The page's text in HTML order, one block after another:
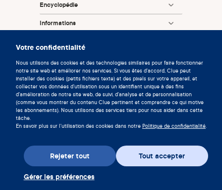
Votre confidentialité
Nous utilisons des cookies et des technologies similaires pour faire fonctionner
notre site web et améliorer nos services. Si vous êtes d'accord, Clue peut
installer des cookies (petits fichiers texte) et des pixels sur votre appareil, et
collecter vos données d'utilisation sous un identifiant unique à des fins
d'amélioration de notre site web, de suivi, d'analyse et de personnalisation
(comme vous montrer du contenu Clue pertinent et comprendre ce qui motive
les abonnements). Nous utilisons des services tiers pour nous aider dans cette
tâche.
En savoir plus sur l'utilisation des cookies dans notre Politique de confidentialité.
Tout accepter
Rejeter tout
Gérer les préférences
Encyclopédie
Informations
v:08684d9932026-08-06 11:34:36